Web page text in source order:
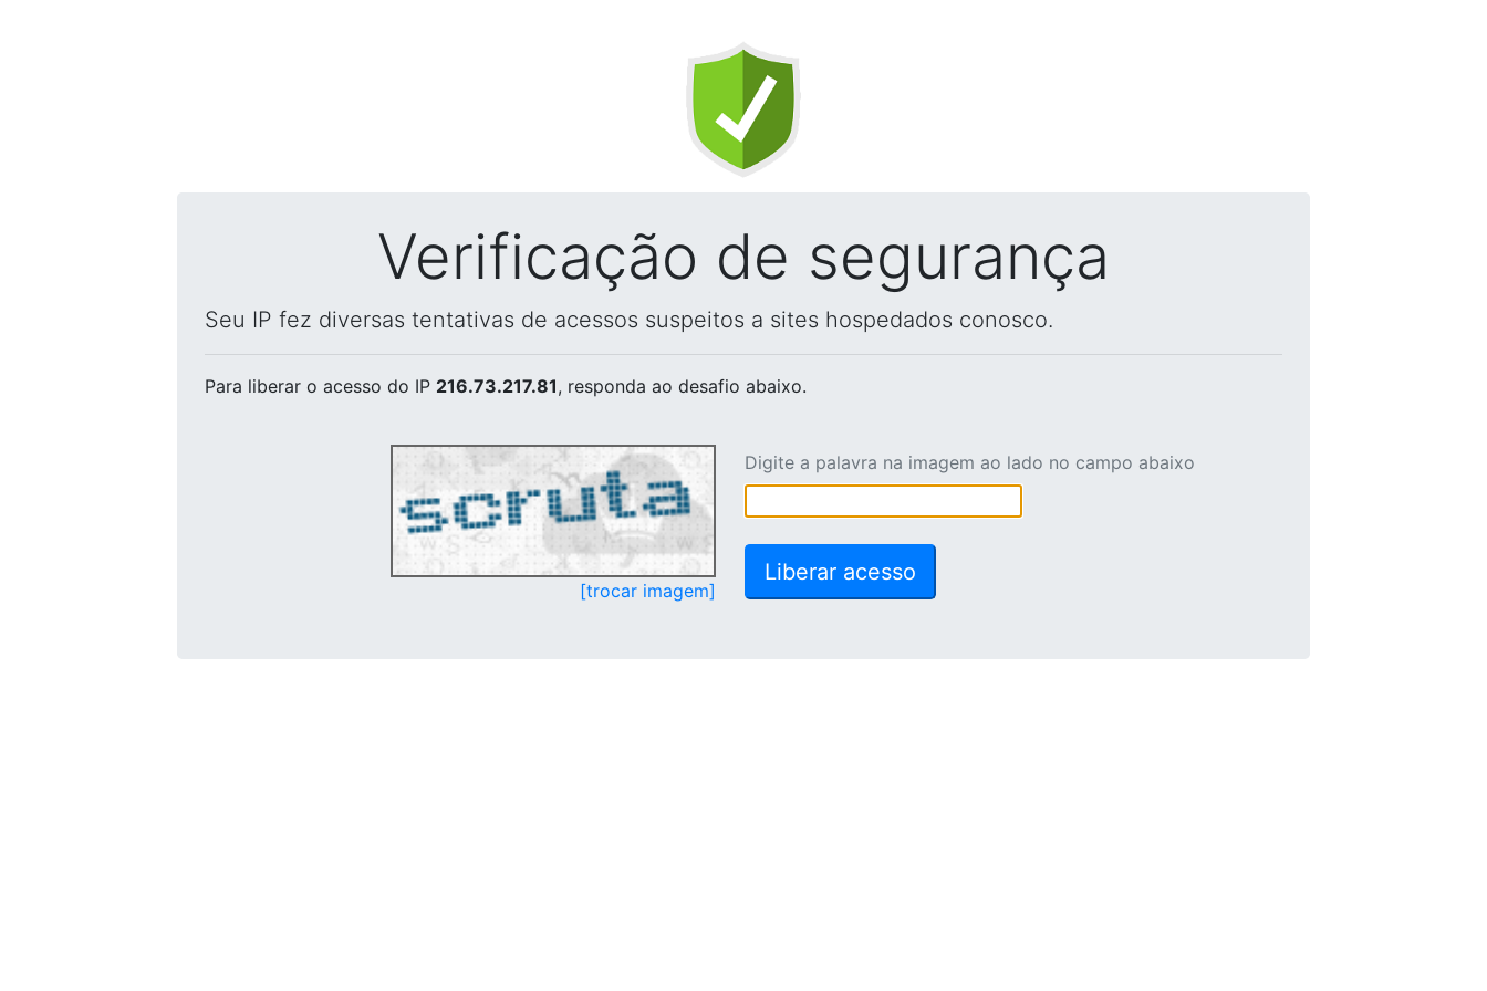
Verificação de segurança
Seu IP fez diversas tentativas de acessos suspeitos a sites hospedados conosco.
Para liberar o acesso do IP 216.73.217.81, responda ao desafio abaixo.
[trocar imagem]
Digite a palavra na imagem ao lado no campo abaixo